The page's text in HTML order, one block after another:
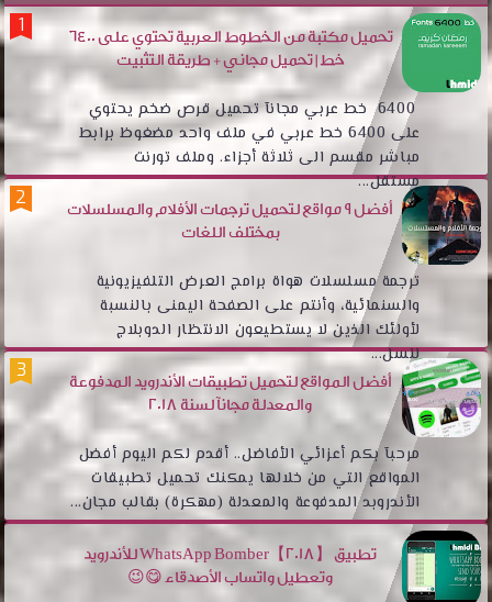
تحميل مكتبة من الخطوط العربية تحتوي على 6400
خط | تحميل مجاني + طريقة التثبيت
6400 خط عربي مجانآ تحميل قرص ضخم يحتوي
على 6400 خط عربي في ملف واحد مضغوظ برابط
مباشر مقسم الى ثلاثة أجزاء. وملف تورنت
مستقل...
أفضل 9 مواقع لتحميل ترجمات الأفلام والمسلسلات
بمختلف اللغات
ترجمة مسلسلات هواة برامج العرض التلفيزيونية
والسنمائية، وأنتم على الصفحة اليمنى بالنسبة
لأولئك الذين لا يستطيعون الانتظار الدوبلاج
للسل...
أفضل المواقع لتحميل تطبيقات الأندرويد المدفوعة
والمعدلة مجانآ لسنة 2018
مرحبآ بكم أعزائي الأفاضل.. أقدم لكم اليوم أفضل
المواقع التي من خلالها يمكنك تحميل تطبيقات
الأندروبد المدفوعة والمعدلة (مهكرة) بقالب مجان...
تطبيق WhatsApp Bomber【2018】 للأندرويد
وتعطيل واتساب الأصدقاء 😋😉